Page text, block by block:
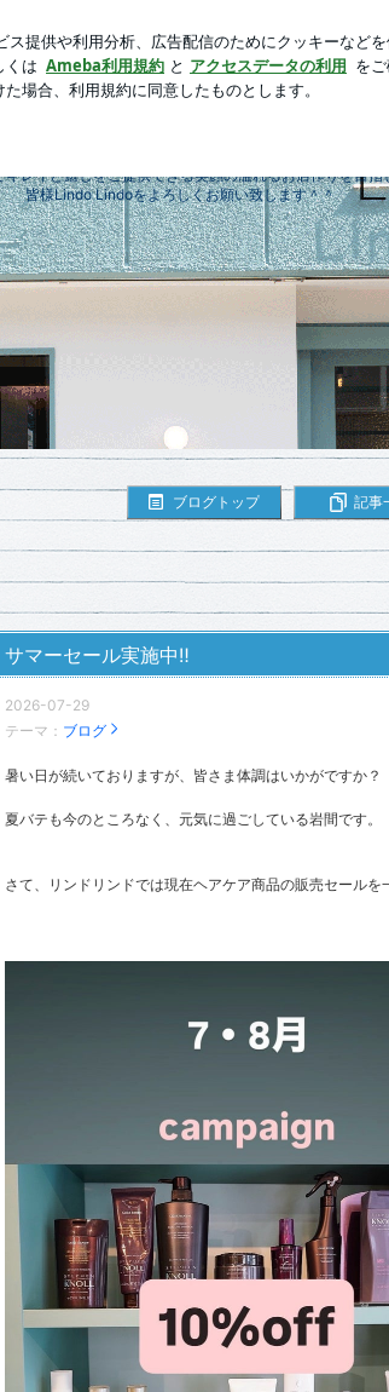
キレイと癒しをご提供できる笑顔の溢れるお店作りを目指
皆様Lindo Lindoをよろしくお願い致します＾＾
ブログトップ 記事
サマーセール実施中‼️
2026-07-29
テーマ： ブログ
暑い日が続いておりますが、皆さま体調はいかがですか？
夏バテも今のところなく、元気に過ごしている岩間です。
さて、リンドリンドでは現在ヘアケア商品の販売セールを